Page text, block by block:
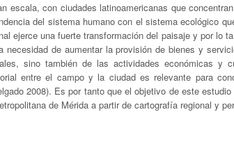
escala, con ciudades latinoamericanas que
del sistema humano con el sistema ecológico
ejerce una fuerte transformación del paisaje y por lo
de aumentar la provisión de bienes y
sino también de las actividades económicas y
entre el campo y la ciudad es relevante para
2008). Es por tanto que el objetivo de este
de Mérida a partir de cartografía regional y